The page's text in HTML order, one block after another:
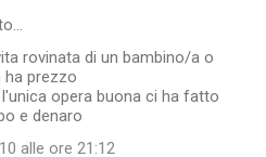
rovinata di un bambino/a o
prezzo
opera buona ci ha fatto
e denaro
alle ore 21:12